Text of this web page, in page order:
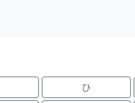
ひ